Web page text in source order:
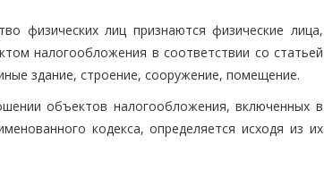
физических лиц признаются физические лица,
налогообложения в соответствии со статьей
здание, строение, сооружение, помещение.
объектов налогообложения, включенных в
кодекса, определяется исходя из их